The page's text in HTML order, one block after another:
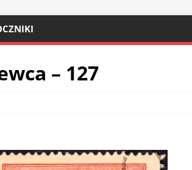
– 127